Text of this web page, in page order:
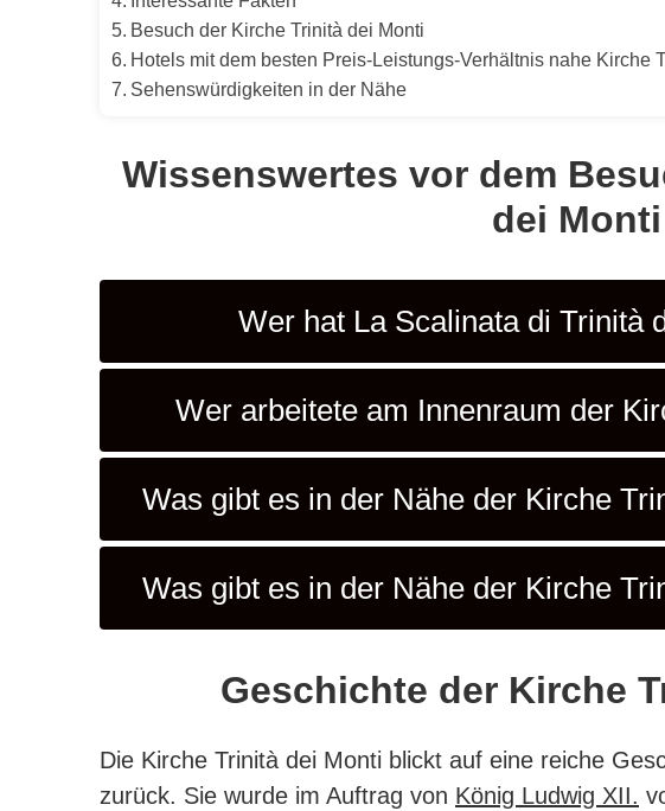
Besuch der Kirche Trinità dei Monti
Hotels mit dem besten Preis‑Leistungs‑Verhältnis nahe Kirche
Sehenswürdigkeiten in der Nähe
Wissenswertes vor dem
dei Monti
Wer hat La Scalinata di Trinità
Wer arbeitete am Innenraum der
Was gibt es in der Nähe der Kirche
Was gibt es in der Nähe der Kirche
Geschichte der Kirche
Die Kirche Trinità dei Monti blickt auf eine reiche
zurück. Sie wurde im Auftrag von König Ludwig XII.